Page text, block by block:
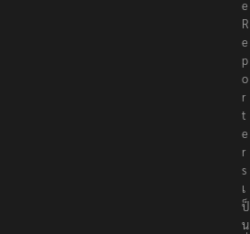
e
R
e
p
o
r
t
e
r
s
เ
ป็
น